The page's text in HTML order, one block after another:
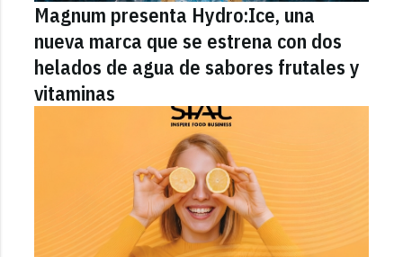
Magnum presenta Hydro:Ice, una
nueva marca que se estrena con dos
helados de agua de sabores frutales y
vitaminas